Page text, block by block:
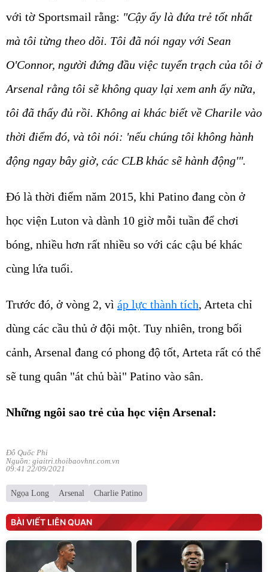
với tờ Sportsmail rằng: "Cậy ấy là đứa trẻ tốt nhất
mà tôi từng theo dõi. Tôi đã nói ngay với Sean
O'Connor, người đứng đầu việc tuyển trạch của tôi ở
Arsenal rằng tôi sẽ không quay lại xem anh ấy nữa,
tôi đã thấy đủ rồi. Không ai khác biết về Charile vào
thời điểm đó, và tôi nói: 'nếu chúng tôi không hành
động ngay bây giờ, các CLB khác sẽ hành động'".
Đó là thời điểm năm 2015, khi Patino đang còn ở
học viện Luton và dành 10 giờ mỗi tuần để chơi
bóng, nhiều hơn rất nhiều so với các cậu bé khác
cùng lứa tuổi.
Trước đó, ở vòng 2, vì áp lực thành tích, Arteta chỉ
dùng các cầu thủ ở đội một. Tuy nhiên, trong bối
cảnh, Arsenal đang có phong độ tốt, Arteta rất có thể
sẽ tung quân "át chủ bài" Patino vào sân.
Những ngôi sao trẻ của học viện Arsenal:
Đỗ Quốc Phi
Nguồn: giaitri.thoibaovhnt.com.vn
09:41 22/09/2021
Ngọa Long Arsenal Charlie Patino
BÀI VIẾT LIÊN QUAN